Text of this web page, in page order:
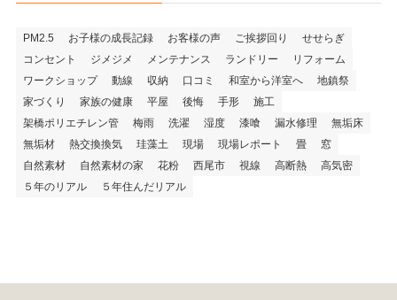
PM2.5 お子様の成長記録 お客様の声 ご挨拶回り
せせらぎ
コンセント
ジメジメ メンテナンス ランドリー
リフォーム
ワークショップ
動線 収納 口コミ 和室から洋室へ
地鎮祭
家づくり
家族の健康 平屋 後悔 手形
施工
架橋ポリエチレン管
梅雨 洗濯 湿度 漆喰 漏水修理
無垢床
無垢材
熱交換換気 珪藻土 現場 現場レポート 畳
窓
自然素材
自然素材の家 花粉 西尾市 視線 高断熱
高気密
５年のリアル
５年住んだリアル